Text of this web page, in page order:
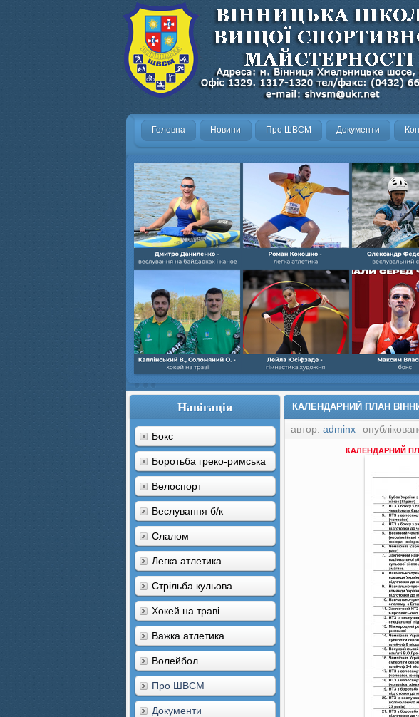
Головна Новини Про ШВСМ Документи
Навігація
Бокс
Боротьба греко-римська
Велоспорт
Веслування б/к
Cлалом
Легка атлетика
Стрільба кульова
Хокей на траві
Важка атлетика
Волейбол
Про ШВСМ
Документи
КАЛЕНДАРНИЙ ПЛАН
автор: adminx
КАЛЕНДАРНИЙ